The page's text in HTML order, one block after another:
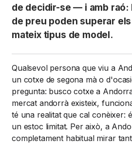
de decidir-se — i amb
de preu poden superar
mateix tipus de model.
Qualsevol persona que viu a
un cotxe de segona mà o
pregunta: busco cotxe a
mercat andorrà existeix,
té una realitat que cal conèixer:
un estoc limitat. Per això, a
completament habitual mirar